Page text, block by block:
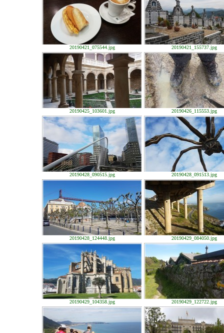
20190421_075544.jpg 20190421_155737.jpg
20190425_103601.jpg 20190426_115553.jpg
20190428_090515.jpg 20190428_091513.jpg
20190428_124448.jpg 20190429_084050.jpg
20190429_104358.jpg 20190429_122722.jpg